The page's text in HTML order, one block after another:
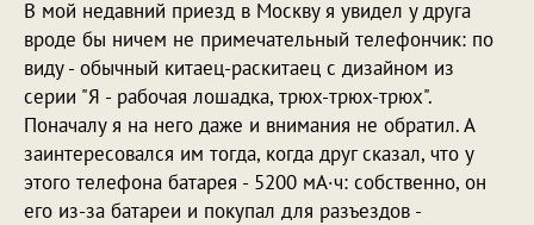
В мой недавний приезд в Москву я увидел у друга
вроде бы ничем не примечательный телефончик: по
виду - обычный китаец-раскитаец с дизайном из
серии "Я - рабочая лошадка, трюх-трюх-трюх".
Поначалу я на него даже и внимания не обратил. А
заинтересовался им тогда, когда друг сказал, что у
этого телефона батарея - 5200 мА·ч: собственно, он
его из-за батареи и покупал для разъездов -